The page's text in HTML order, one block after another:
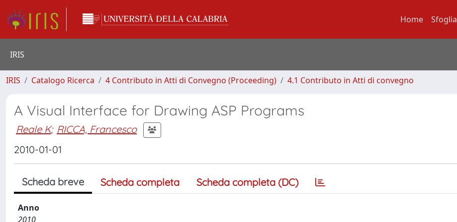
Home Sfoglia
IRIS
IRIS Catalogo Ricerca 4 Contributo in Atti di Convegno (Proceeding) 4.1 Contributo in Atti di convegno
A Visual Interface for Drawing ASP Programs
Reale K; RICCA, Francesco
2010-01-01
Scheda breve Scheda completa Scheda completa (DC)
Anno
2010